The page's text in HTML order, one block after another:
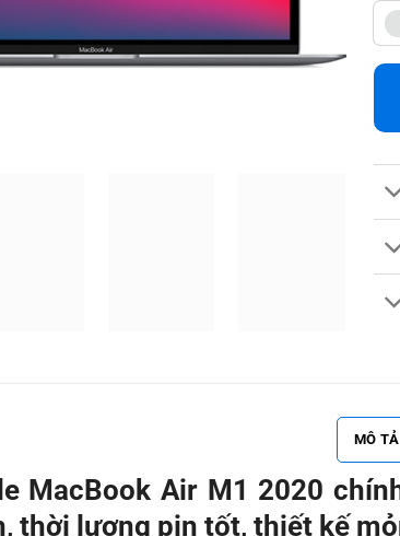
MÔ TẢ
MacBook Air M1 2020
thời lượng pin tốt, thiết kế